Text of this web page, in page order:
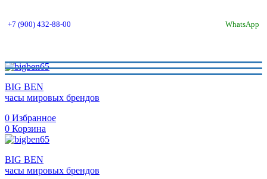
+7 (900) 432-88-00 WhatsApp
BIG BEN
часы мировых брендов
0 Избранное
0 Корзина
BIG BEN
часы мировых брендов